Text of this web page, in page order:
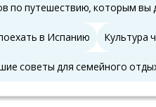
по путешествию, которым вы
в Испанию Культура
советы для семейного